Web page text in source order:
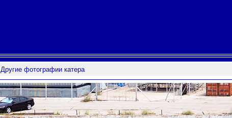
Другие фотографии катера